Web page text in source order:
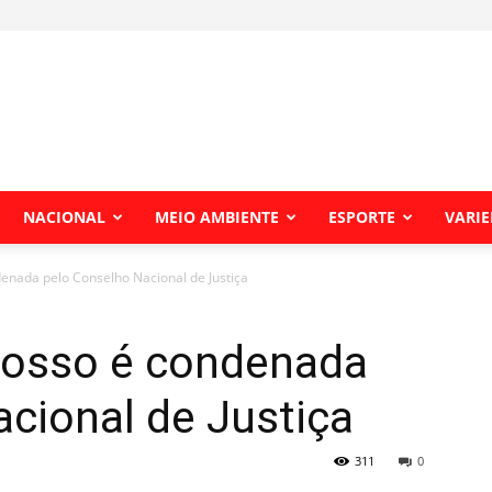
NACIONAL MEIO AMBIENTE ESPORTE
pelo Conselho Nacional de Justiça
é condenada
de Justiça
0
311